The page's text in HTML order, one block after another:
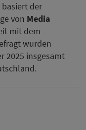
der
von Media
mit dem
wurden
2025 insgesamt